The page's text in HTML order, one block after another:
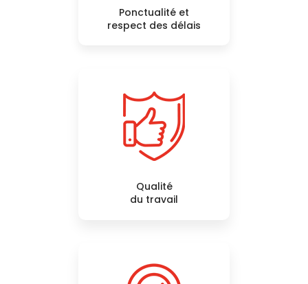
Ponctualité et
respect des délais
Qualité
du travail